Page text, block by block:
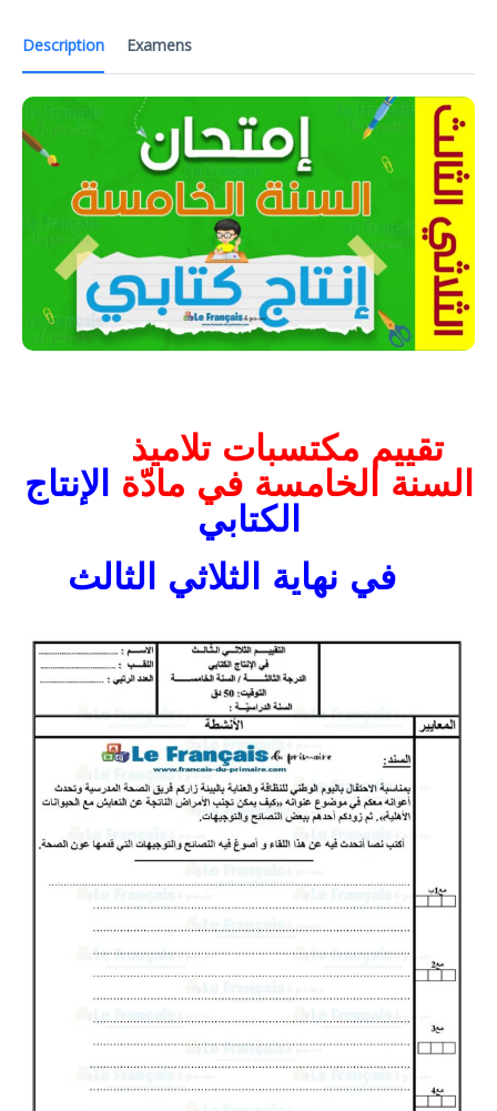
Description Examens
السنة الخامسة في مادّة الإنتاج
الكتابي